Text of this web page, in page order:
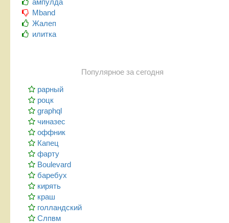
Mband
Жалеп
илитка
Популярное за сегодня
рарный
роцк
graphql
чиназес
оффник
Капец
фарту
Boulevard
баребух
кирять
краш
голландский
Слпвм